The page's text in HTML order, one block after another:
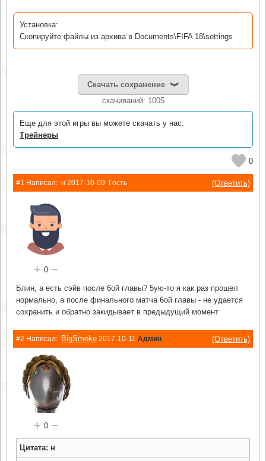
Установка:
Скопируйте файлы из архива в Documents\FIFA 18\settings
Скачать сохранение
cкачиваний: 1005
Еще для этой игры вы можете скачать у нас:
Трейнеры
0
#1 Написал: н 2017-10-09 Гость (Ответить)
+ 0 −
Блин, а есть сэйв после 6ой главы? 5ую-то я как раз прошел
нормально, а после финального матча 6ой главы - не удается
сохранить и обратно закидывает в предыдущий момент
#2 Написал: BigSmoke 2017-10-11 Админ (Ответить)
+ 0 −
Цитата: н